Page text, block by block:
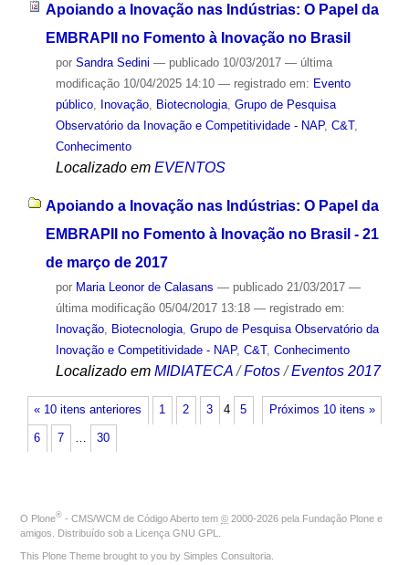
Apoiando a Inovação nas Indústrias: O Papel da
EMBRAPII no Fomento à Inovação no Brasil
por Sandra Sedini — publicado10/03/2017 — última
modificação10/04/2025 14:10 — registrado em: Evento
público, Inovação, Biotecnologia, Grupo de Pesquisa
Observatório da Inovação e Competitividade - NAP, C&T,
Conhecimento
Localizado em EVENTOS
Apoiando a Inovação nas Indústrias: O Papel da
EMBRAPII no Fomento à Inovação no Brasil - 21
de março de 2017
por Maria Leonor de Calasans — publicado21/03/2017 —
última modificação05/04/2017 13:18 — registrado em:
Inovação, Biotecnologia, Grupo de Pesquisa Observatório da
Inovação e Competitividade - NAP, C&T, Conhecimento
Localizado em MIDIATECA /Fotos /Eventos 2017
« 10 itens anteriores Próximos 10 itens »
1 2 3 4 5
6 7 … 30
O Plone® - CMS/WCM de Código Aberto tem © 2000-2026 pela Fundação Plone e
amigos. Distribuído sob a Licença GNU GPL
This Plone Theme brought to you by Simples Consultoria